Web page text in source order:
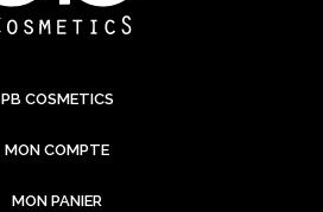
PB COSMETICS
MON COMPTE
MON PANIER